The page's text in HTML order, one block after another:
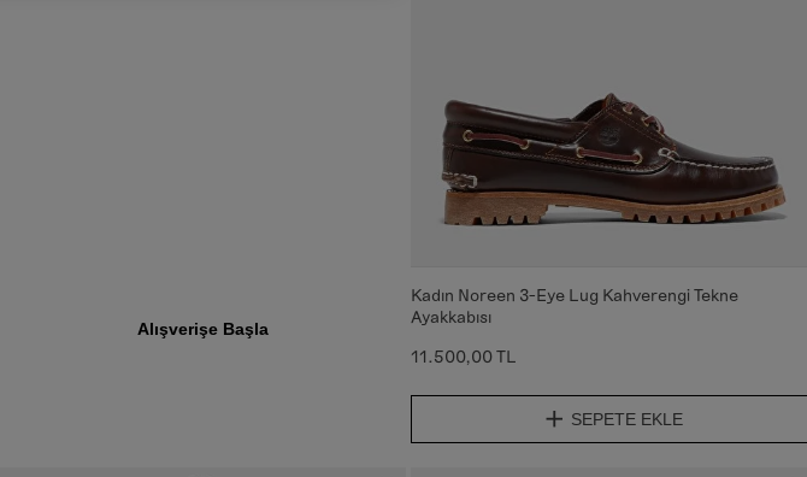
Alışverişe Başla
Kadın Noreen 3-Eye Lug Kahverengi Tekne
Ayakkabısı
11.500,00 TL
SEPETE EKLE